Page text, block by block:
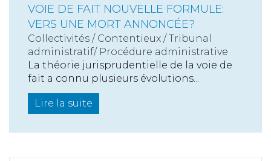
VOIE DE FAIT NOUVELLE FORMULE:
VERS UNE MORT ANNONCÉE?
Collectivités / Contentieux / Tribunal
administratif/ Procédure administrative
La théorie jurisprudentielle de la voie de
fait a connu plusieurs évolutions...
Lire la suite